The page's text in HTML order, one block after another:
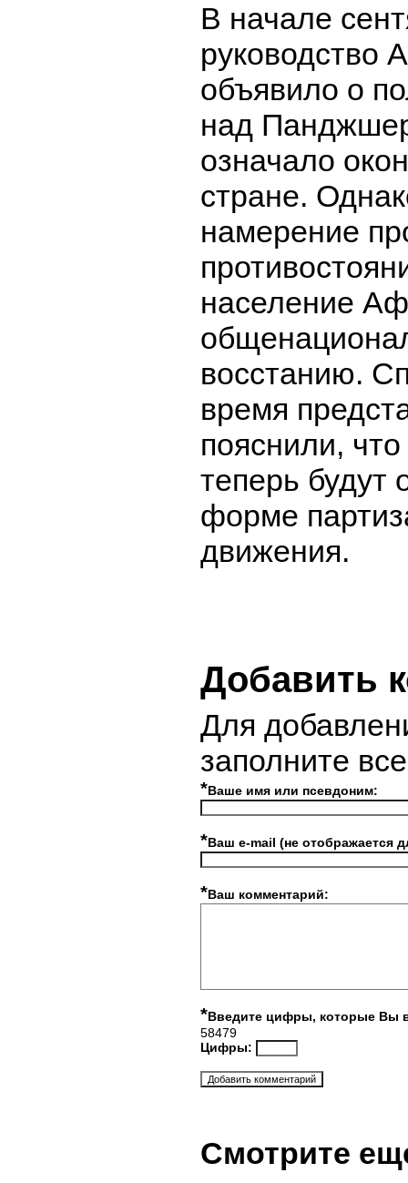
В начале
руководство
объявило о
над
означало
стране.
намерение
население
восстанию.
время
пояснили,
теперь будут
форме
движения.
Добавить
Для
заполните
*Ваше имя или псевдоним:
*Ваш e-mail (не отображается
*Ваш комментарий:
*Введите цифры, которые Вы
58479
Цифры:
Смотрите